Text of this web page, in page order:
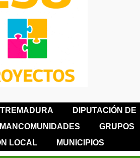
DIPUTACIÓN DE
MANCOMUNIDADES
GRUPOS
LOCAL
MUNICIPIOS